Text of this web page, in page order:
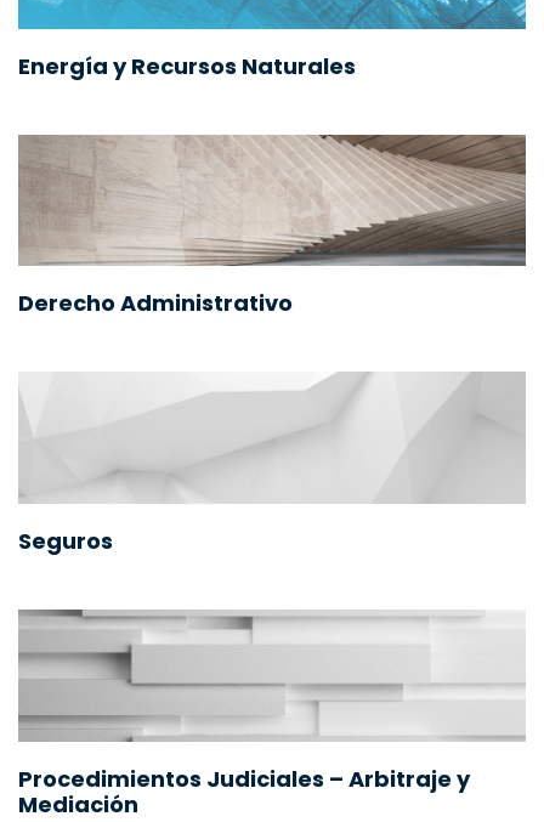
Energía y Recursos Naturales
Derecho Administrativo
Seguros
Procedimientos Judiciales – Arbitraje y
Mediación